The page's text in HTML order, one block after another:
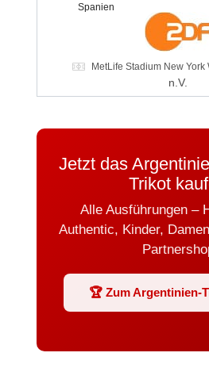
Spanien
MetLife Stadium New York
n.V.
Jetzt das
Trikot
Alle Ausführungen –
Authentic, Kinder,
🏆 Zum Argentinien-